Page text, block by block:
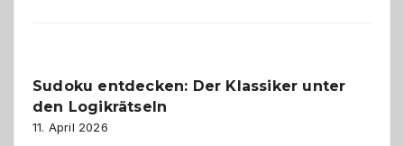
Sudoku entdecken: Der Klassiker unter
den Logikrätseln
11. April 2026